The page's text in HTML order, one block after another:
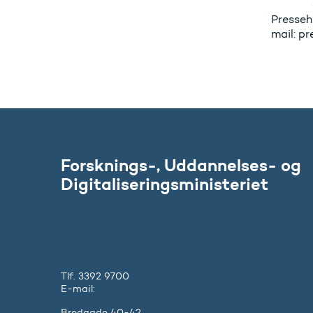
mail:
Forsknings-, Uddannelses- og
Digitaliseringsministeriet
Tlf. 3392 9700
E-mail: